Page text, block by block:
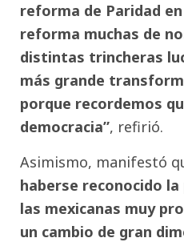
reforma de Paridad
reforma muchas de
distintas trincheras
más grande
porque recordemos
democracia”, refirió.
Asimismo, manifestó
haberse reconocido la
las mexicanas muy
un cambio de gran